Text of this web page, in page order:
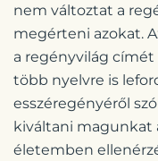
nem változtat a
megérteni azokat.
a regényvilág címét
több nyelvre is
esszéregényéről
kiváltani magunkat
életemben